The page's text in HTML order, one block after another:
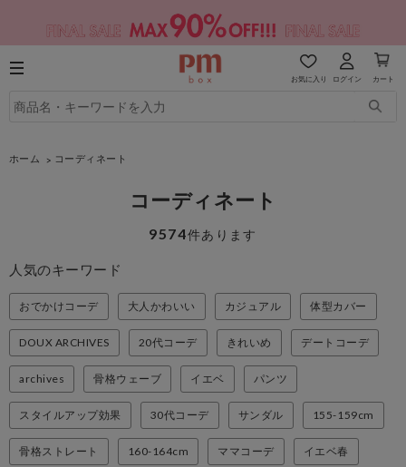
お気に入り ログイン カート
ホーム コーディネート
コーディネート
9574件あります
人気のキーワード
おでかけコーデ 大人かわいい カジュアル 体型カバー
DOUX ARCHIVES 20代コーデ きれいめ デートコーデ
archives 骨格ウェーブ イエベ パンツ
スタイルアップ効果 30代コーデ サンダル 155-159cm
骨格ストレート 160-164cm ママコーデ イエベ春